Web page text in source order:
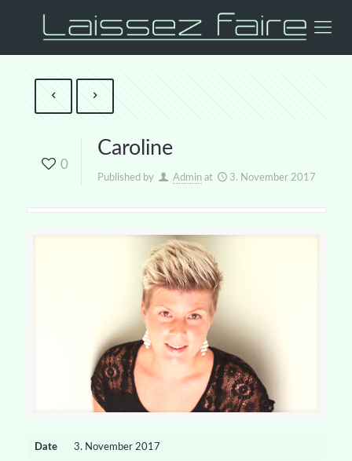
0
Caroline
Published by Admin at 3. November 2017
Date 3. November 2017